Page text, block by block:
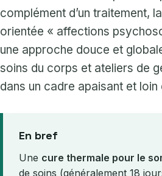
complément d’un traitement,
orientée « affections
une approche douce et
soins du corps et ateliers de
dans un cadre apaisant et loin
En bref
Une cure thermale pour le
de soins (généralement 18